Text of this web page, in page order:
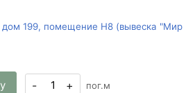
дом 199, помещение Н8 (вывеска "Мир
- + пог.м